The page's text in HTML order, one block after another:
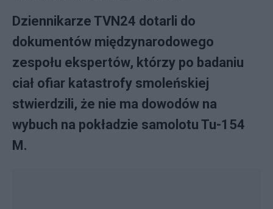
Dziennikarze TVN24 dotarli do
dokumentów międzynarodowego
zespołu ekspertów, którzy po badaniu
ciał ofiar katastrofy smoleńskiej
stwierdzili, że nie ma dowodów na
wybuch na pokładzie samolotu Tu-154
M.